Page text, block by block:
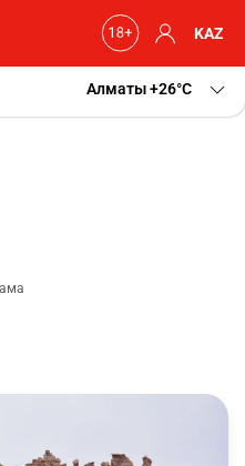
KAZ
Алматы+26 C